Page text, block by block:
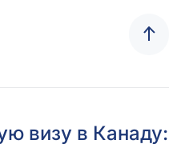
визу в Канаду: